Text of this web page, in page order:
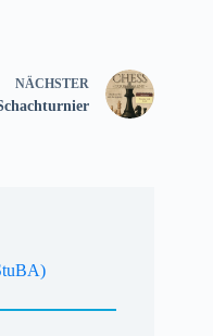
NÄCHSTER